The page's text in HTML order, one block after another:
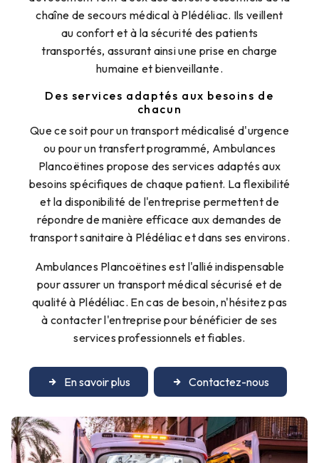
chaîne de secours médical à Plédéliac. Ils veillent
au confort et à la sécurité des patients
transportés, assurant ainsi une prise en charge
humaine et bienveillante.
Des services adaptés aux besoins de
chacun
Que ce soit pour un transport médicalisé d'urgence
ou pour un transfert programmé, Ambulances
Plancoëtines propose des services adaptés aux
besoins spécifiques de chaque patient. La flexibilité
et la disponibilité de l'entreprise permettent de
répondre de manière efficace aux demandes de
transport sanitaire à Plédéliac et dans ses environs.
Ambulances Plancoëtines est l'allié indispensable
pour assurer un transport médical sécurisé et de
qualité à Plédéliac. En cas de besoin, n'hésitez pas
à contacter l'entreprise pour bénéficier de ses
services professionnels et fiables.
En savoir plus Contactez-nous